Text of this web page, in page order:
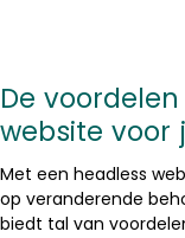
De
website voor
Met een headless
op veranderende
biedt tal van